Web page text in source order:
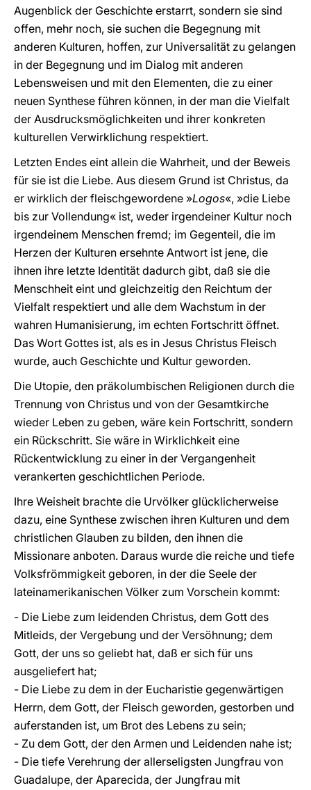
Augenblick der Geschichte erstarrt, sondern sie sind
offen, mehr noch, sie suchen die Begegnung mit
anderen Kulturen, hoffen, zur Universalität zu gelangen
in der Begegnung und im Dialog mit anderen
Lebensweisen und mit den Elementen, die zu einer
neuen Synthese führen können, in der man die Vielfalt
der Ausdrucksmöglichkeiten und ihrer konkreten
kulturellen Verwirklichung respektiert.
Letzten Endes eint allein die Wahrheit, und der Beweis
für sie ist die Liebe. Aus diesem Grund ist Christus, da
er wirklich der fleischgewordene »Logos«, »die Liebe
bis zur Vollendung« ist, weder irgendeiner Kultur noch
irgendeinem Menschen fremd; im Gegenteil, die im
Herzen der Kulturen ersehnte Antwort ist jene, die
ihnen ihre letzte Identität dadurch gibt, daß sie die
Menschheit eint und gleichzeitig den Reichtum der
Vielfalt respektiert und alle dem Wachstum in der
wahren Humanisierung, im echten Fortschritt öffnet.
Das Wort Gottes ist, als es in Jesus Christus Fleisch
wurde, auch Geschichte und Kultur geworden.
Die Utopie, den präkolumbischen Religionen durch die
Trennung von Christus und von der Gesamtkirche
wieder Leben zu geben, wäre kein Fortschritt, sondern
ein Rückschritt. Sie wäre in Wirklichkeit eine
Rückentwicklung zu einer in der Vergangenheit
verankerten geschichtlichen Periode.
Ihre Weisheit brachte die Urvölker glücklicherweise
dazu, eine Synthese zwischen ihren Kulturen und dem
christlichen Glauben zu bilden, den ihnen die
Missionare anboten. Daraus wurde die reiche und tiefe
Volksfrömmigkeit geboren, in der die Seele der
lateinamerikanischen Völker zum Vorschein kommt:
- Die Liebe zum leidenden Christus, dem Gott des
Mitleids, der Vergebung und der Versöhnung; dem
Gott, der uns so geliebt hat, daß er sich für uns
ausgeliefert hat;
- Die Liebe zu dem in der Eucharistie gegenwärtigen
Herrn, dem Gott, der Fleisch geworden, gestorben und
auferstanden ist, um Brot des Lebens zu sein;
- Zu dem Gott, der den Armen und Leidenden nahe ist;
- Die tiefe Verehrung der allerseligsten Jungfrau von
Guadalupe, der Aparecida, der Jungfrau mit